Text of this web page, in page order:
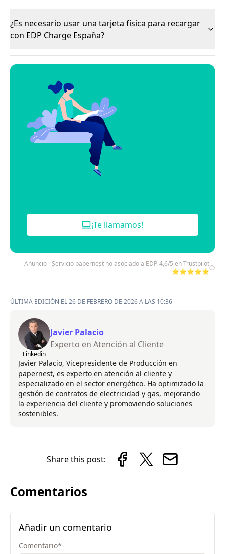
¿Es necesario usar una tarjeta física para recargar
con EDP Charge España?
¡Te llamamos!
Anuncio - Servicio papernest no asociado a EDP. 4,6/5 en Trustpilot
⭐⭐⭐⭐⭐
ÚLTIMA EDICIÓN EL 26 DE FEBRERO DE 2026 A LAS 10:36
Linkedin
Javier Palacio
Experto en Atención al Cliente
Javier Palacio, Vicepresidente de Producción en
papernest, es experto en atención al cliente y
especializado en el sector energético. Ha optimizado la
gestión de contratos de electricidad y gas, mejorando
la experiencia del cliente y promoviendo soluciones
sostenibles.
Share this post:
Comentarios
Añadir un comentario
Comentario*